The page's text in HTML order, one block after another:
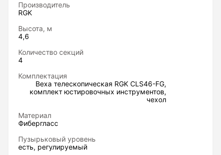
для работы на нетвердом основании
Производитель
RGK
Высота, м
4,6
Количество секций
4
Комплектация
Веха телескопическая RGK CLS46-FG,
комплект юстировочных инструментов,
чехол
Материал
Фибергласс
Пузырьковый уровень
есть, регулируемый
Палетка для вертикального проектирования
Приборы контроля и диагностики
Анализаторы холодильных систем